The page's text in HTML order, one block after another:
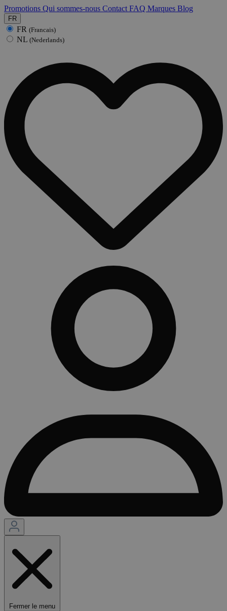
Promotions Qui sommes-nous Contact FAQ Marques Blog
FR
FR (Francais)
NL (Nederlands)
Fermer le menu